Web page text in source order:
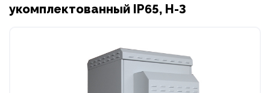
укомплектованный IP65, Н-3